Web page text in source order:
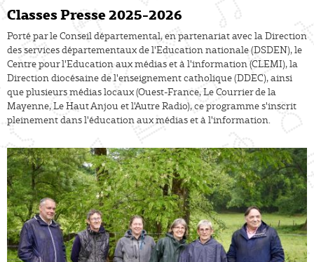
Classes Presse 2025-2026
Porté par le Conseil départemental, en partenariat avec la Direction
des services départementaux de l'Education nationale (DSDEN), le
Centre pour l'Education aux médias et à l'information (CLEMI), la
Direction diocésaine de l'enseignement catholique (DDEC), ainsi
que plusieurs médias locaux (Ouest-France, Le Courrier de la
Mayenne, Le Haut Anjou et l'Autre Radio), ce programme s'inscrit
pleinement dans l'éducation aux médias et à l'information.